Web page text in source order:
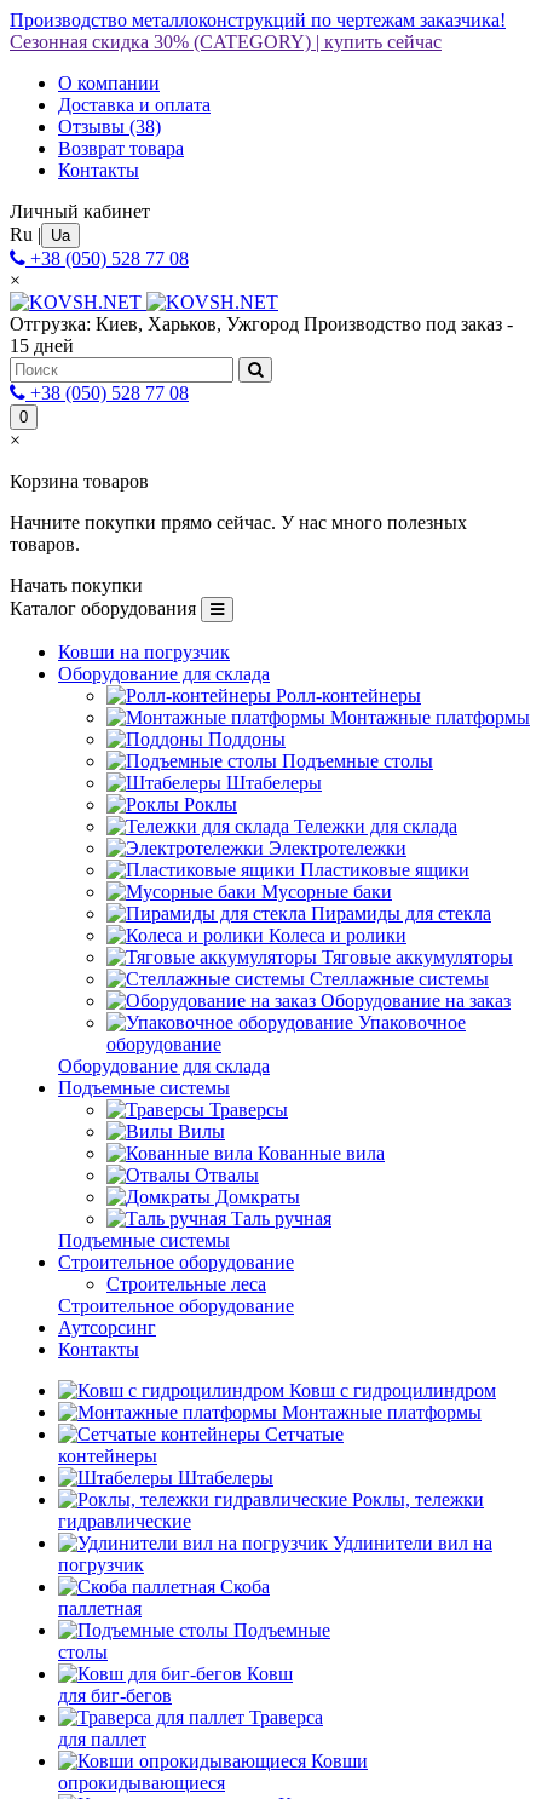
Производство металлоконструкций по чертежам заказчика!
Сезонная скидка 30% (CATEGORY) | купить сейчас
О компании
Доставка и оплата
Отзывы (38)
Возврат товара
Контакты
Личный кабинет
Ru | Ua
+38 (050) 528 77 08
×
Отгрузка: Киев, Харьков, Ужгород Производство под заказ -
15 дней
+38 (050) 528 77 08
0
×
Корзина товаров
Начните покупки прямо сейчас. У нас много полезных
товаров.
Начать покупки
Каталог оборудования
Ковши на погрузчик
Оборудование для склада
Ролл-контейнеры
Монтажные платформы
Поддоны
Подъемные столы
Штабелеры
Роклы
Тележки для склада
Электротележки
Пластиковые ящики
Мусорные баки
Пирамиды для стекла
Колеса и ролики
Тяговые аккумуляторы
Стеллажные системы
Оборудование на заказ
Упаковочное
оборудование
Оборудование для склада
Подъемные системы
Траверсы
Вилы
Кованные вила
Отвалы
Домкраты
Таль ручная
Подъемные системы
Строительное оборудование
Строительные леса
Строительное оборудование
Аутсорсинг
Контакты
Ковш с гидроцилиндром
Монтажные платформы
Сетчатые
контейнеры
Штабелеры
Роклы, тележки
гидравлические
Удлинители вил на
погрузчик
Скоба
паллетная
Подъемные
столы
Ковш
для биг-бегов
Траверса
для паллет
Ковши
опрокидывающиеся